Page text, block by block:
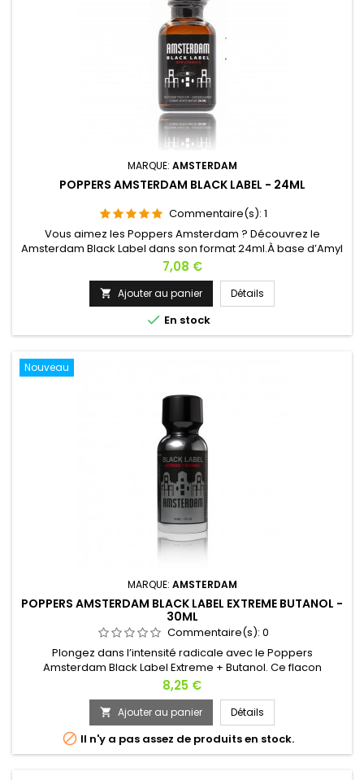
MARQUE: AMSTERDAM
POPPERS AMSTERDAM BLACK LABEL - 24ML
Commentaire(s): 1
Vous aimez les Poppers Amsterdam ? Découvrez le
Amsterdam Black Label dans son format 24ml.À base d’Amyl
il fera ressortir votre côté sombre pour une nuit torride,
laissez vous aller !Ses effets : Libido débridée, dilatation,
chaleur.
Prix
7,08 €
 Ajouter au panier Détails
 En stock
Nouveau
MARQUE: AMSTERDAM
POPPERS AMSTERDAM BLACK LABEL EXTREME BUTANOL -
30ML
Commentaire(s): 0
Plongez dans l’intensité radicale avec le Poppers
Amsterdam Black Label Extreme + Butanol. Ce flacon
renferme une alliance détonante entre le nitrite de Pentyl
réputé pour sa montée progressive et durable et la force
brute du Butanol. Conçu pour les initiés en quête de
sensations sans compromis, cette formule hybride offre un
rush d’une profondeur...
Prix
8,25 €
 Ajouter au panier Détails
 Il n'y a pas assez de produits en stock.